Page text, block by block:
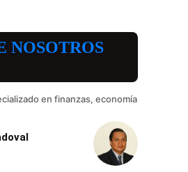
NOSOTROS
en finanzas, economía